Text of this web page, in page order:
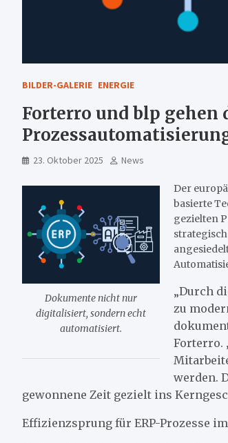
BILDER-GALERIE ENERGIE
Forterro und blp gehen
23. Oktober 2025 News
Dokumente nicht nur
digitalisiert, sondern echt
automatisiert.
Der
basierte
gezielten
„Durch
zu
Forterro.
werden.
gewonnene Zeit gezielt ins
Effizienzsprung für ERP-Prozesse